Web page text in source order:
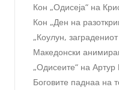
Кон „Одисеја“ на
Кон „Ден на
„Коулун,
Македонски
„Одисеите“ на Артур
Боговите паднаа на